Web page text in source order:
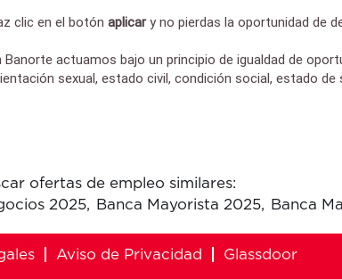
clic en el botón aplicary no pierdas la oportunidad de
Banorte actuamos bajo un principio de igualdad de
sexual, estado civil, condición social, estado
ofertas de empleo similares:
2025,
Banca Mayorista 2025, Banca
Aviso de Privacidad Glassdoor